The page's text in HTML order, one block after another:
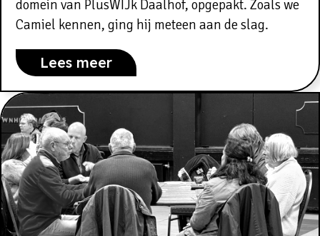
domein van PlusWIJk Daalhof, opgepakt. Zoals we
Camiel kennen, ging hij meteen aan de slag.
Lees meer